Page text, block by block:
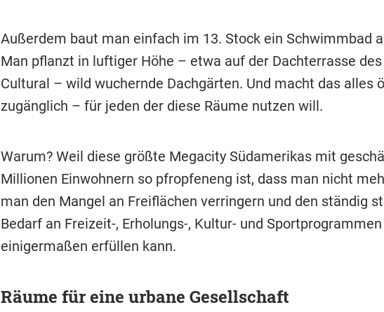
Außerdem baut man einfach im 13. Stock ein Schwimmbad
Man pflanzt in luftiger Höhe – etwa auf der Dachterrasse
Cultural – wild wuchernde Dachgärten. Und macht das alles
zugänglich – für jeden der diese Räume nutzen will.
Warum? Weil diese größte Megacity Südamerikas mit
Millionen Einwohnern so pfropfeneng ist, dass man nicht
man den Mangel an Freiflächen verringern und den ständig
Bedarf an Freizeit-, Erholungs-, Kultur- und Sportprogrammen
einigermaßen erfüllen kann.
Räume für eine urbane Gesellschaft